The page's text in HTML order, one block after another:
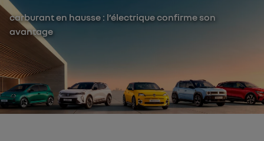
carburant en hausse : l’électrique confirme son
avantage